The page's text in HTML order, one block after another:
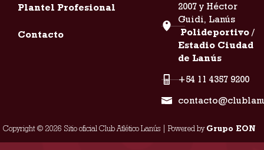
Plantel Profesional
Contacto
2007 y Héctor
Guidi, Lanús
Polideportivo /
Estadio Ciudad
de Lanús
+54 11 4357 9200
Copyright © 2026 Sitio oficial Club Atlético Lanús | Powered byGrupo EON